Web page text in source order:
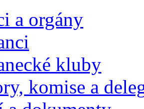
a orgány
kluby
komise a